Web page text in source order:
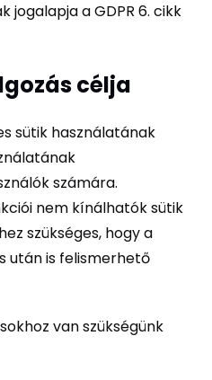
jogalapja a GDPR 6. cikk
célja
sütik használatának
számára.
nem kínálhatók sütik
szükséges, hogy a
után is felismerhető
van szükségünk